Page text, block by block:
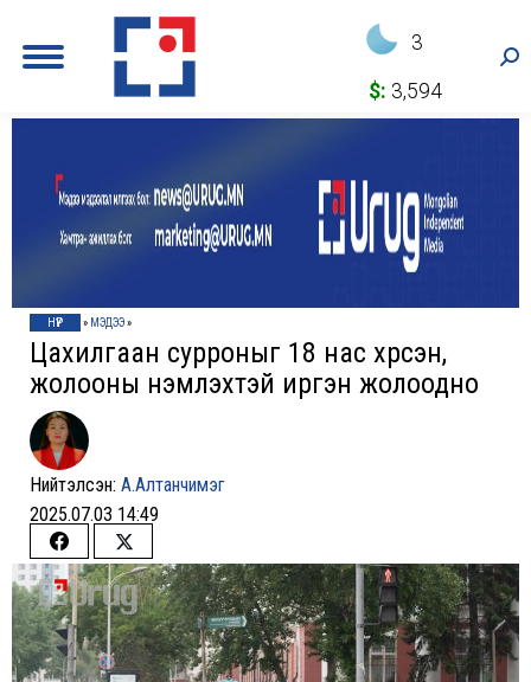
3
$: 3,594
НҮҮР » МЭДЭЭ»
Цахилгаан сурроныг 18 нас хүрсэн,
жолооны үнэмлэхтэй иргэн жолоодно
Нийтэлсэн: А.Алтанчимэг
2025.07.03 14:49
Share
on
Facebook
Share
on
Twitter